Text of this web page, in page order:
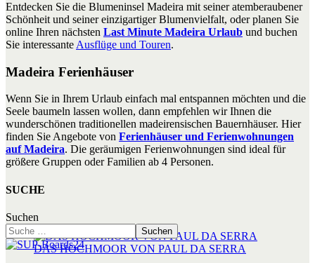
DAS HOCHMOOR VON PAUL DA SERRA
Entdecken Sie die Blumeninsel Madeira mit seiner atemberaubener
Schönheit und seiner einzigartiger Blumenvielfalt, oder planen Sie
online Ihren nächsten Last Minute Madeira Urlaub und buchen
Sie interessante Ausflüge und Touren.
Madeira Ferienhäuser
Wenn Sie in Ihrem Urlaub einfach mal entspannen möchten und die
Seele baumeln lassen wollen, dann empfehlen wir Ihnen die
wunderschönen traditionellen madeirensischen Bauernhäuser. Hier
finden Sie Angebote von Ferienhäuser und Ferienwohnungen
auf Madeira. Die geräumigen Ferienwohnungen sind ideal für
größere Gruppen oder Familien ab 4 Personen.
SUCHE
Suchen
Suchen